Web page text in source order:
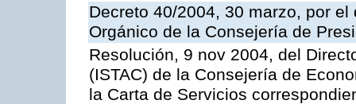
Decreto 40/2004, 30 marzo, por
Orgánico de la Consejería de
Resolución, 9 nov 2004, del
(ISTAC) de la Consejería de
la Carta de Servicios